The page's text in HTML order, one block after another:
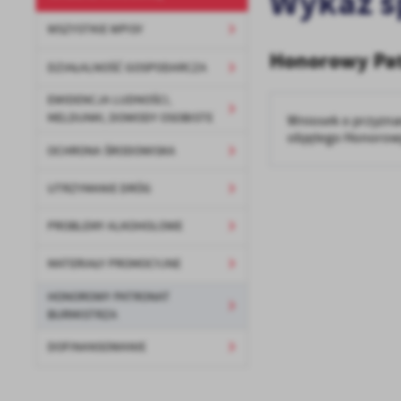
WSZYSTKIE WPISY
DZIAŁALNOŚĆ GOSPODARCZA
EWIDENCJA LUDNOŚCI,
MELDUNKI, DOWODY OSOBISTE
OCHRONA ŚRODOWISKA
UTRZYMANIE DRÓG
PROBLEMY ALKOHOLOWE
MATERIAŁY PROMOCYJNE
HONOROWY PATRONAT
BURMISTRZA
DOFINANSOWANIE
Honorowy
Wniosek o
objętego